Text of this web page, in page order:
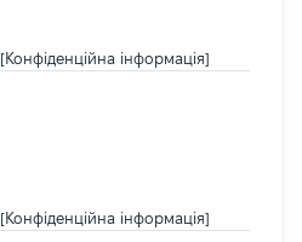
[Конфіденційна інформація]
[Конфіденційна інформація]